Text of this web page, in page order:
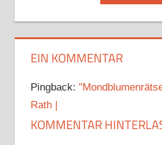
EIN KOMMENTAR
Pingback:
Rath |
KOMMENTAR